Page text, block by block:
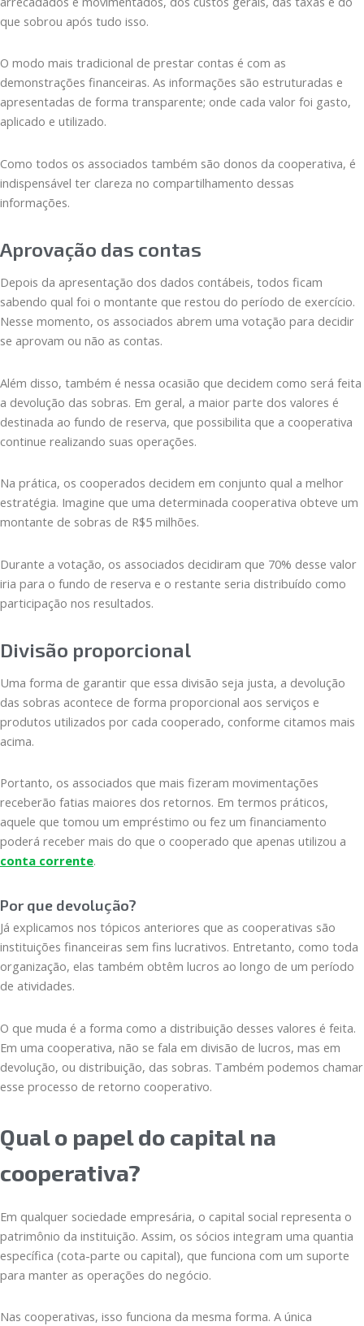
que sobrou após tudo isso.
O modo mais tradicional de prestar contas é com as
demonstrações financeiras. As informações são estruturadas e
apresentadas de forma transparente; onde cada valor foi gasto,
aplicado e utilizado.
Como todos os associados também são donos da cooperativa, é
indispensável ter clareza no compartilhamento dessas
informações.
Aprovação das contas
Depois da apresentação dos dados contábeis, todos ficam
sabendo qual foi o montante que restou do período de exercício.
Nesse momento, os associados abrem uma votação para decidir
se aprovam ou não as contas.
Além disso, também é nessa ocasião que decidem como será feita
a devolução das sobras. Em geral, a maior parte dos valores é
destinada ao fundo de reserva, que possibilita que a cooperativa
continue realizando suas operações.
Na prática, os cooperados decidem em conjunto qual a melhor
estratégia. Imagine que uma determinada cooperativa obteve um
montante de sobras de R$5 milhões.
Durante a votação, os associados decidiram que 70% desse valor
iria para o fundo de reserva e o restante seria distribuído como
participação nos resultados.
Divisão proporcional
Uma forma de garantir que essa divisão seja justa, a devolução
das sobras acontece de forma proporcional aos serviços e
produtos utilizados por cada cooperado, conforme citamos mais
acima.
Portanto, os associados que mais fizeram movimentações
receberão fatias maiores dos retornos. Em termos práticos,
aquele que tomou um empréstimo ou fez um financiamento
poderá receber mais do que o cooperado que apenas utilizou a
conta corrente.
Por que devolução?
Já explicamos nos tópicos anteriores que as cooperativas são
instituições financeiras sem fins lucrativos. Entretanto, como toda
organização, elas também obtêm lucros ao longo de um período
de atividades.
O que muda é a forma como a distribuição desses valores é feita.
Em uma cooperativa, não se fala em divisão de lucros, mas em
devolução, ou distribuição, das sobras. Também podemos chamar
esse processo de retorno cooperativo.
Qual o papel do capital na
cooperativa?
Em qualquer sociedade empresária, o capital social representa o
patrimônio da instituição. Assim, os sócios integram uma quantia
específica (cota-parte ou capital), que funciona com um suporte
para manter as operações do negócio.
Nas cooperativas, isso funciona da mesma forma. A única